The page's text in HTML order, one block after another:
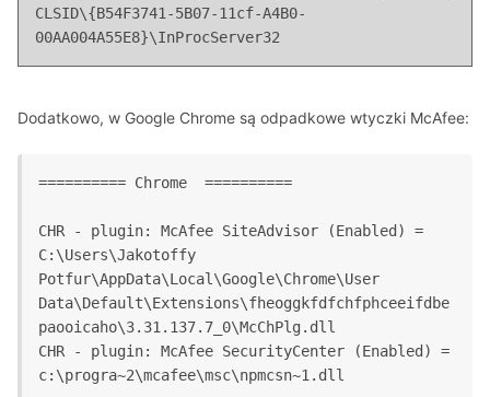
CLSID\{B54F3741-5B07-11cf-A4B0-
00AA004A55E8}\InProcServer32
Dodatkowo, w Google Chrome są odpadkowe wtyczki McAfee:
========== Chrome  ==========
CHR - plugin: McAfee SiteAdvisor (Enabled) =
C:\Users\Jakotoffy
Potfur\AppData\Local\Google\Chrome\User
Data\Default\Extensions\fheoggkfdfchfphceeifdbe
paooicaho\3.31.137.7_0\McChPlg.dll
CHR - plugin: McAfee SecurityCenter (Enabled) =